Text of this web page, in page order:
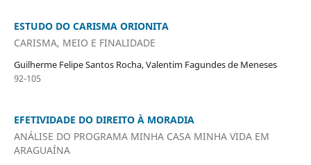
ESTUDO DO CARISMA ORIONITA
CARISMA, MEIO E FINALIDADE
Guilherme Felipe Santos Rocha, Valentim Fagundes de Meneses
92-105
EFETIVIDADE DO DIREITO À MORADIA
ANÁLISE DO PROGRAMA MINHA CASA MINHA VIDA EM
ARAGUAÍNA